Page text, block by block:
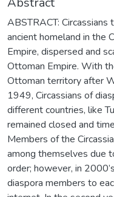
ABSTRACT:
ancient homeland in the
Empire, dispersed and
Ottoman Empire. With
Ottoman territory after
1949, Circassians of
different countries, like
remained closed and
Members of the
among themselves due
order; however, in
diaspora members to